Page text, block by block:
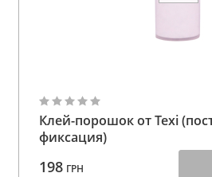
Клей-порошок от Texi
фиксация)
198 ГРН